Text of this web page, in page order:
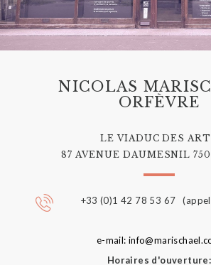
NICOLAS
ORFÈVRE
LE VIADUC DES
87 AVENUE DAUMESNIL
+33 (0)1 42 78 53 67 (appel
e-mail:
Horaires d'ouverture: